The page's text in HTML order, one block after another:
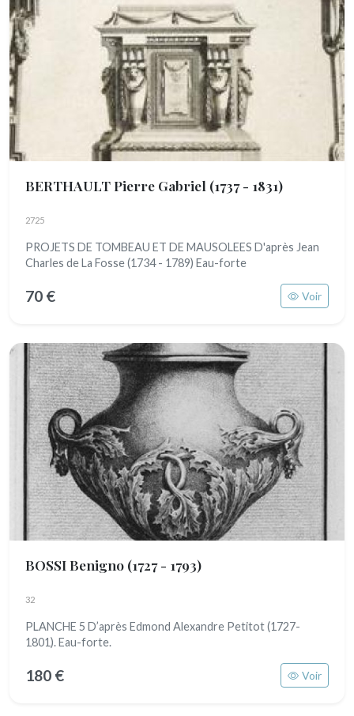
BERTHAULT Pierre Gabriel (1737 - 1831)
2725
PROJETS DE TOMBEAU ET DE MAUSOLEES D'après Jean
Charles de La Fosse (1734 - 1789) Eau-forte
70 € Voir
BOSSI Benigno (1727 - 1793)
32
PLANCHE 5 D’après Edmond Alexandre Petitot (1727-
1801). Eau-forte.
180 € Voir